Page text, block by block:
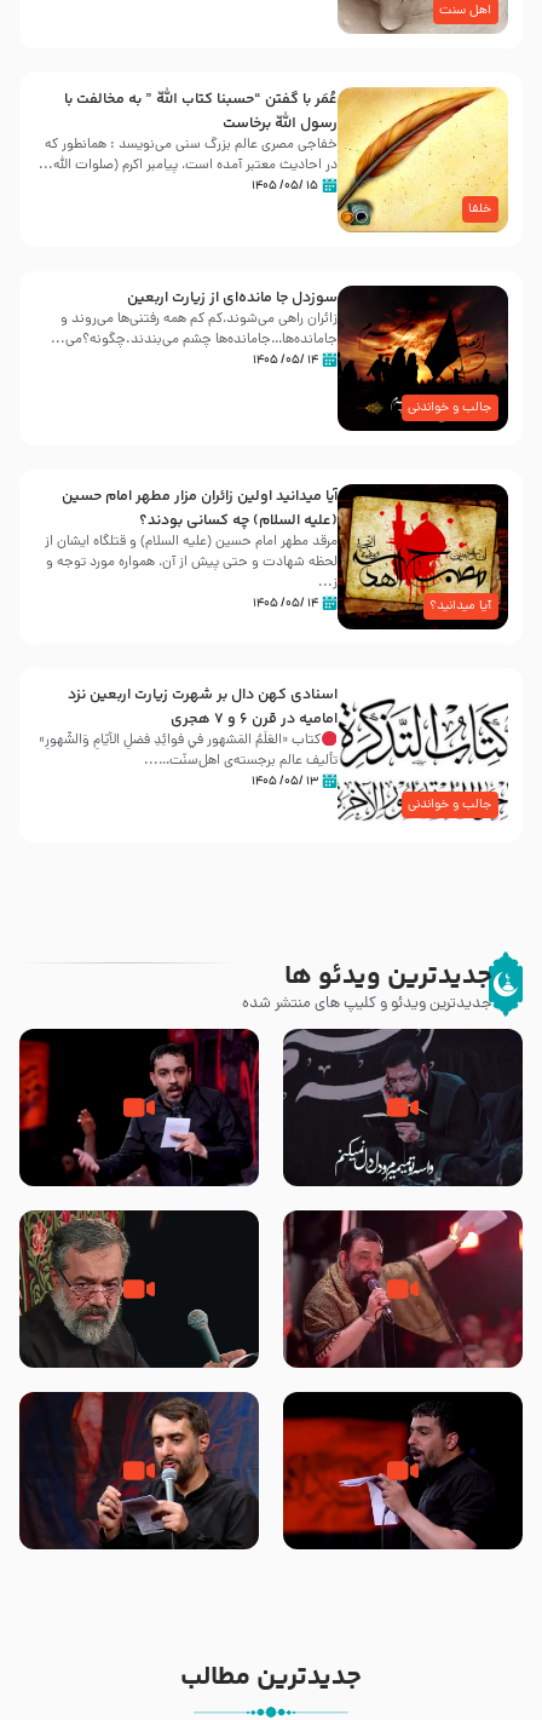
اهل سنت
خلفا
عُمَر با گفتن “حسبنا كتاب اللّه ” به مخالفت با
رسول اللّه برخاست
خفاجی مصری عالم بزرگ سنی می‌نویسد : همانطور که
در احادیث معتبر آمده است، پیامبر اکرم (صلوات اللّه...
۱۵ /۰۵/ ۱۴۰۵
جالب و خواندنی
سوزدل جا مانده‌ای از زیارت اربعین
زائران راهی می‌شوند،کم‌ کم همه رفتنی‌ها می‌روند و
جامانده‌ها…جامانده‌ها چشم می‌بندند.چگونه؟می‌...
۱۴ /۰۵/ ۱۴۰۵
آیا میدانید؟
آیا میدانید اولین زائران مزار مطهر امام حسین
(علیه السلام) چه کسانی بودند؟
مرقد مطهر امام حسین (علیه السلام) و قتلگاه ایشان از
لحظه شهادت و حتی پیش از آن، همواره مورد توجه و
ز...
۱۴ /۰۵/ ۱۴۰۵
جالب و خواندنی
اسنادی کهن دال بر شهرت زیارت اربعین نزد
امامیه در قرن ۶ و ۷ هجری
کتاب «العَلَمُ المَشهور في فَوائِدِ فَضلِ الأيّامِ وَالشُّهورِ»
تألیف عالم برجسته‌ی اهل‌سنّت…...
۱۳ /۰۵/ ۱۴۰۵
جدیدترین ویدئو ها
جدیدترین ویدئو و کلیپ های منتشر شده
مصداق کربلا – حاج حسین سیب
سرخی
شور ، حسینا! به‌ حق زهرا «أُنْظُرْ
إِلَینا» – عزاداری شب هفتم ماه
جانا جانا ابی عبدالله – کربلایی جواد
مقدم – شب هشتم محرم 1448 –
مادر منم مثل تو خمیدم – حاج
محمود کریمی – شهادت حضرت
هیئت رایة العباس علیه السلام
تک ، عبّاس، صاحب دل‌هاست –
حاج حنیف طاهری – عزاداری شب
من غلام نوکراتم من عاشق کربلاتم
– شور زمینه – شب هفتم – محرم
جدیدترین مطالب